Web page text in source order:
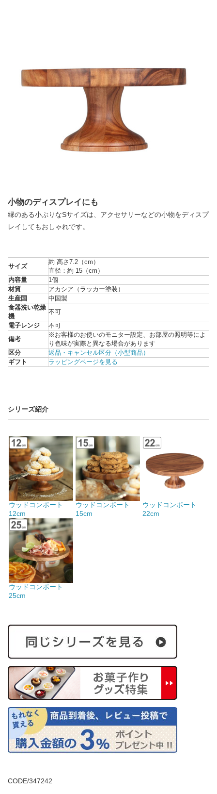
小物のディスプレイにも
縁のある小ぶりなSサイズは、アクセサリーなどの小物をディスプ
レイしてもおしゃれです。
サイズ
約 高さ7.2（cm）
直径：約 15（cm）
内容量
1個
材質
アカシア（ラッカー塗装）
生産国
中国製
食器洗い乾燥
機
不可
電子レンジ
不可
備考
※お客様のお使いのモニター設定、お部屋の照明等によ
り色味が実際と異なる場合があります
区分
返品・キャンセル区分（小型商品）
ギフト
ラッピングページを見る
シリーズ紹介
ウッドコンポート
12cm
ウッドコンポート
15cm
ウッドコンポート
22cm
ウッドコンポート
25cm
CODE/347242